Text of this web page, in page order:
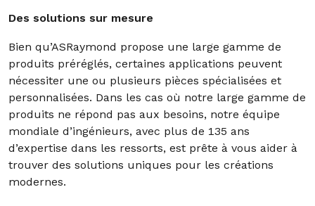
Des solutions sur mesure
Bien qu’ASRaymond propose une large gamme de
produits préréglés, certaines applications peuvent
nécessiter une ou plusieurs pièces spécialisées et
personnalisées. Dans les cas où notre large gamme de
produits ne répond pas aux besoins, notre équipe
mondiale d’ingénieurs, avec plus de 135 ans
d’expertise dans les ressorts, est prête à vous aider à
trouver des solutions uniques pour les créations
modernes.